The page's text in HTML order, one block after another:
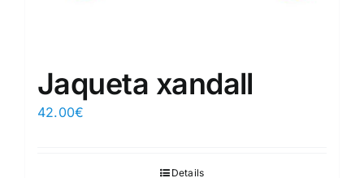
Jaqueta xandall
42.00€
Details